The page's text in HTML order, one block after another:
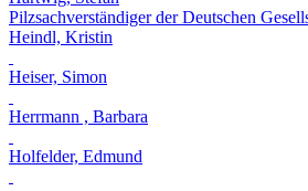
Pilzsachverständiger der Deutschen
Heindl, Kristin
Heiser, Simon
Herrmann , Barbara
Holfelder, Edmund